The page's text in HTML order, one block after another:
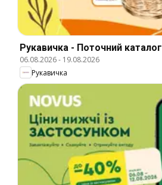
Рукавичка - Поточний каталог
06.08.2026- 19.08.2026
Рукавичка